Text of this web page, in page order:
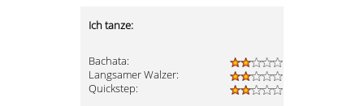
Ich tanze:
Bachata:
Langsamer Walzer:
Quickstep: